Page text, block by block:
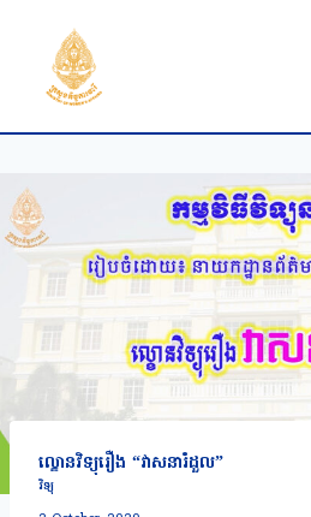
content
ល្ខោនវិទ្យុរឿង “វាសនារំដួល”
វិទ្យុ